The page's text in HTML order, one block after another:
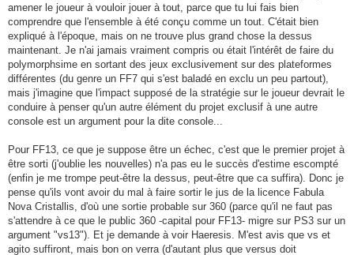
g
e
amener le joueur à vouloir jouer à tout, parce que tu lui fais bien
comprendre que l'ensemble à été conçu comme un tout. C'était bien
expliqué à l'époque, mais on ne trouve plus grand chose la dessus
maintenant. Je n'ai jamais vraiment compris ou était l'intérêt de faire du
polymorphsime en sortant des jeux exclusivement sur des plateformes
différentes (du genre un FF7 qui s'est baladé en exclu un peu partout),
mais j'imagine que l'impact supposé de la stratégie sur le joueur devrait le
conduire à penser qu'un autre élément du projet exclusif à une autre
console est un argument pour la dite console...
Pour FF13, ce que je suppose être un échec, c'est que le premier projet à
être sorti (j'oublie les nouvelles) n'a pas eu le succès d'estime escompté
(enfin je me trompe peut-être la dessus, peut-être que ca suffira). Donc je
pense qu'ils vont avoir du mal à faire sortir le jus de la licence Fabula
Nova Cristallis, d'où une sortie probable sur 360 (parce qu'il ne faut pas
s'attendre à ce que le public 360 -capital pour FF13- migre sur PS3 sur un
argument "vs13"). Et je demande à voir Haeresis. M'est avis que vs et
agito suffiront, mais bon on verra (d'autant plus que versus doit